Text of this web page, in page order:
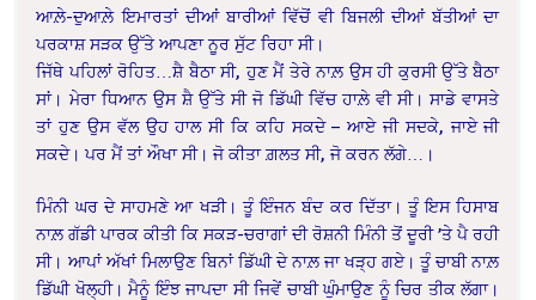
ਆਲ਼ੇ-ਦੁਆਲ਼ੇ ਇਮਾਰਤਾਂ ਦੀਆਂ ਬਾਰੀਆਂ ਵਿੱਚੋਂ ਵੀ ਬਿਜਲੀ ਦੀਆਂ ਬੱਤੀਆਂ ਦਾ
ਪਰਕਾਸ਼ ਸੜਕ ਉੱਤੇ ਆਪਣਾ ਨੂਰ ਸੁੱਟ ਰਿਹਾ ਸੀ।
ਜਿੱਥੇ ਪਹਿਲਾਂ ਰੋਹਿਤ…ਸ਼ੈ ਬੈਠਾ ਸੀ, ਹੁਣ ਮੈਂ ਤੇਰੇ ਨਾਲ਼ ਉਸ ਹੀ ਕੁਰਸੀ ਉੱਤੇ ਬੈਠਾ
ਸਾਂ। ਮੇਰਾ ਧਿਆਨ ਉਸ ਸ਼ੈ ਉੱਤੇ ਸੀ ਜੋ ਡਿੱਘੀ ਵਿੱਚ ਹਾਲ਼ੇ ਵੀ ਸੀ। ਸਾਡੇ ਵਾਸਤੇ
ਤਾਂ ਹੁਣ ਉਸ ਵੱਲ ਉਹ ਹਾਲ ਸੀ ਕਿ ਕਹਿ ਸਕਦੇ – ਆਏ ਜੀ ਸਦਕੇ, ਜਾਏ ਜੀ
ਸਕਦੇ। ਪਰ ਮੈਂ ਤਾਂ ਔਖਾ ਸੀ। ਜੋ ਕੀਤਾ ਗ਼ਲਤ ਸੀ, ਜੋ ਕਰਨ ਲੱਗੇ…।
ਮਿੰਨੀ ਘਰ ਦੇ ਸਾਹਮਣੇ ਆ ਖੜੀ। ਤੂੰ ਇੰਜਨ ਬੰਦ ਕਰ ਦਿੱਤਾ। ਤੂੰ ਇਸ ਹਿਸਾਬ
ਨਾਲ਼ ਗੱਡੀ ਪਾਰਕ ਕੀਤੀ ਕਿ ਸਕੜ-ਚਰਾਗਾਂ ਦੀ ਰੋਸ਼ਨੀ ਮਿੰਨੀ ਤੋਂ ਦੂਰੀ ’ਤੇ ਪੈ ਰਹੀ
ਸੀ। ਆਪਾਂ ਅੱਖਾਂ ਮਿਲਾਉਣ ਬਿਨਾਂ ਡਿੱਘੀ ਦੇ ਨਾਲ਼ ਜਾ ਖੜ੍ਹ ਗਏ। ਤੂੰ ਚਾਬੀ ਨਾਲ਼
ਡਿੱਘੀ ਖੋਲ੍ਹੀ। ਮੈਨੂੰ ਇੰਝ ਜਾਪਦਾ ਸੀ ਜਿਵੇਂ ਚਾਬੀ ਘੁੰਮਾਉਣ ਨੂੰ ਚਿਰ ਤੀਕ ਲੱਗਾ।